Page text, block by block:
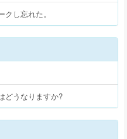
し忘れた。
どうなりますか?